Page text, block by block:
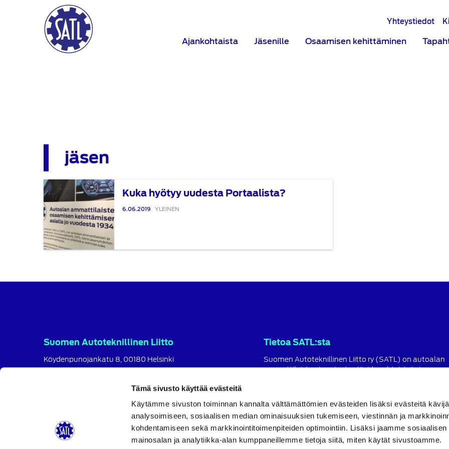
Tämä sivusto käyttää evästeitä
Käytämme sivuston toiminnan kannalta välttämättömien evästeiden lisäksi evästeitä
analysoimiseen, sosiaalisen median ominaisuuksien tukemiseen, viestinnän ja
kohdentamiseen sekä markkinointitoimenpiteiden optimointiin. Lisäksi jaamme sosiaalisen
mainosalan ja analytiikka-alan kumppaneillemme tietoja siitä, miten käytät sivustoamme.
Yhteystiedot
Ajankohtaista Jäsenille Osaamisen kehittäminen
jäsen
Kuka hyötyy uudesta Portaalista?
6.06.2019 YLEINEN
Kuka
hyötyy
uudesta
Portaalista?
Suomen Autoteknillinen Liitto
Köydenpunojankatu 8, 00180 Helsinki
SATL
SATL
Tietoa SATL:sta
Suomen Autoteknillinen Liitto ry (SATL) on autoalan
ammattilaisten ja asiantuntijoiden yhteistyö- ja
tavoitteena on ylläpitää ja kehittää koko autoalan
ja ammattitaitoa.
Lue lisää